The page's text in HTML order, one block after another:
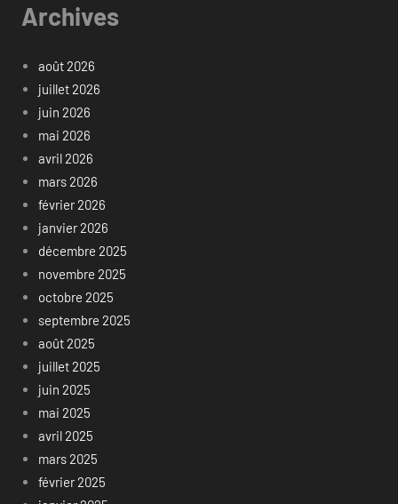
Archives
août 2026
juillet 2026
juin 2026
mai 2026
avril 2026
mars 2026
février 2026
janvier 2026
décembre 2025
novembre 2025
octobre 2025
septembre 2025
août 2025
juillet 2025
juin 2025
mai 2025
avril 2025
mars 2025
février 2025